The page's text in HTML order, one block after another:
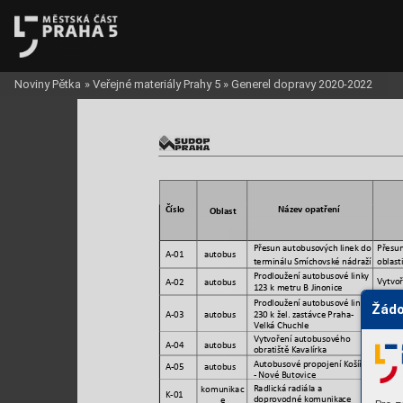
Číslo Oblast Název opatření
A-01 autobus
Přesun autobusových linek do
terminálu Smíchovské nádraží
A-02 autobus
Prodloužení autobusové linky
123 k metru B Jinonice
A-03 autobus
Prodloužení autobusové linky
230 k žel. zastávce Praha-
Velká Chuchle
A-04 autobus
Vytvoření autobusového
obratiště Kavalírka
A-05 autobus
Autobusové propojení Košíře
- Nové Butovice
K-01
komunikac
e
Radlická radiála a
doprovodné komunikace
Noviny Pětka » Veřejné materiály Prahy 5 » Generel dopravy 2020-2022